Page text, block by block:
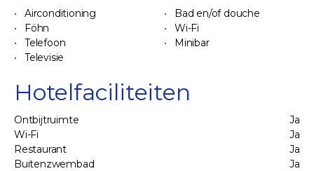
Airconditioning
Bad en/of douche
Föhn
Wi-Fi
Telefoon
Minibar
Televisie
Hotelfaciliteiten
Ontbijtruimte
Ja
Wi-Fi
Ja
Restaurant
Ja
Buitenzwembad
Ja